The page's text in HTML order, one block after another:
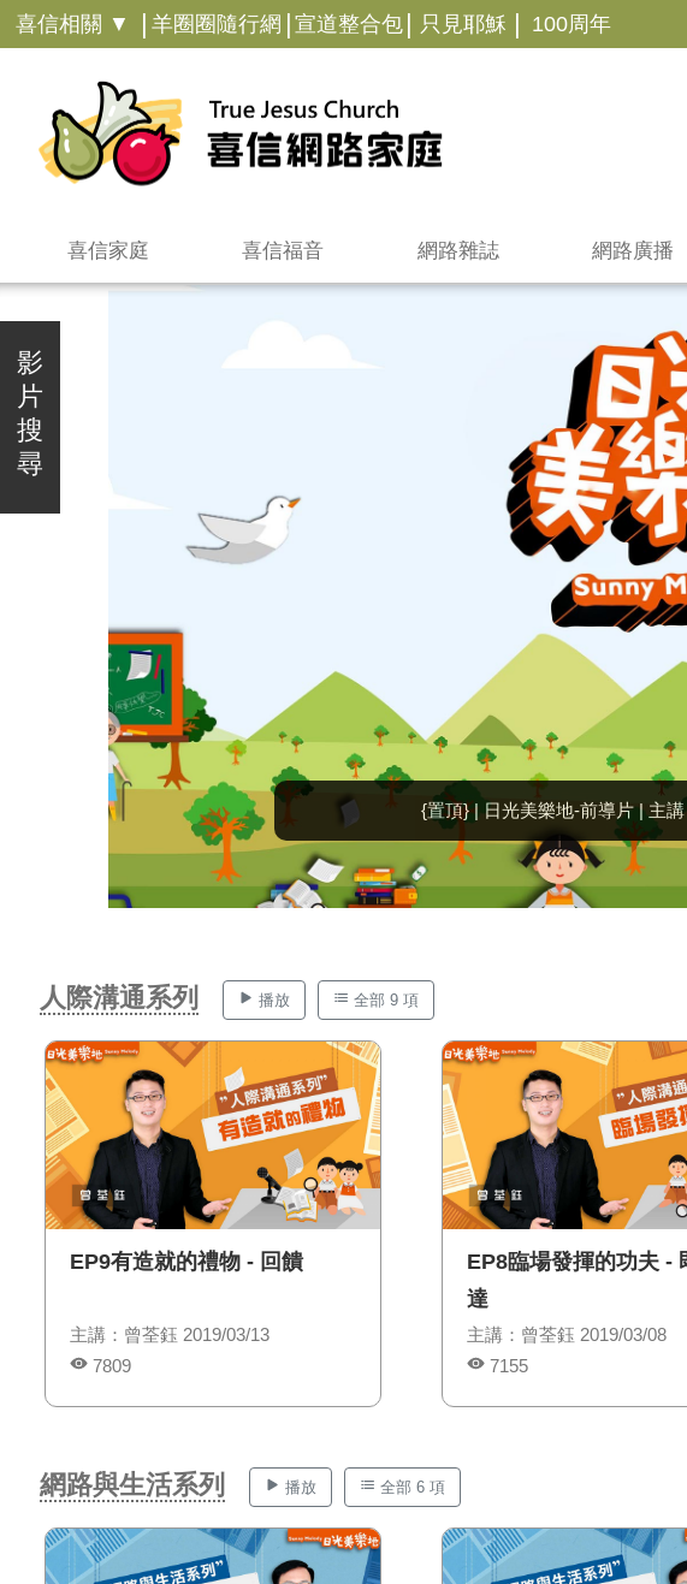
喜信相關 ▼ | 羊圈圈隨行網 | 宣道整合包 | 只見耶穌 | 100周年
喜信家庭 喜信福音 網路雜誌 網路廣播
影
片
搜
尋
2019/02/13
人際溝通系列 播放 全部 9 項
EP9有造就的禮物 - 回饋
主講：曾荃鈺 2019/03/13
7809
EP8臨場發揮的功夫 -
達
主講：曾荃鈺 2019/03/08
7155
網路與生活系列 播放 全部 6 項